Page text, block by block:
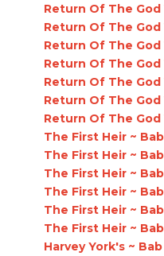
Return Of The God
Return Of The God
Return Of The God
Return Of The God
Return Of The God
Return Of The God
Return Of The God
The First Heir ~
The First Heir ~
The First Heir ~
The First Heir ~
The First Heir ~
The First Heir ~
Harvey York's ~